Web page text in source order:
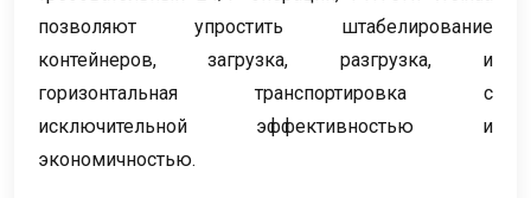
позволяют упростить штабелирование
контейнеров, загрузка, разгрузка, и
горизонтальная транспортировка с
исключительной эффективностью и
экономичностью.